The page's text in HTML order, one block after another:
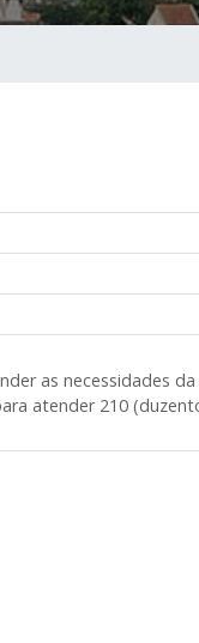
as necessidades
atender 210